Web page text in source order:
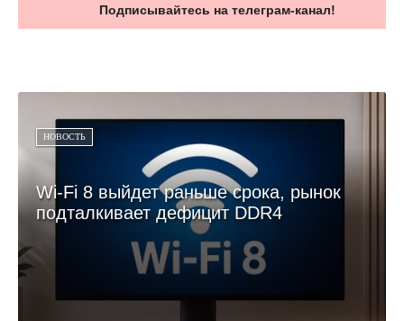
Подписывайтесь на телеграм-канал!
НОВОСТЬ
Wi‑Fi 8 выйдет раньше срока, рынок
подталкивает дефицит DDR4